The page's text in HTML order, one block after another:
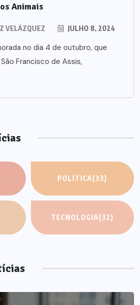
Animais
VELÁZQUEZ JULHO 8, 2024
no dia 4 de outubro, que
Francisco de Assis,
POLÍTICA(33)
TECNOLOGIA(32)